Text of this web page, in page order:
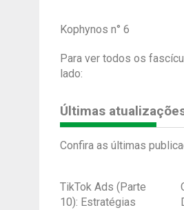
Kophynos n° 6
Para ver todos os
lado:
Últimas
Confira as últimas
TikTok Ads (Parte
10): Estratégias